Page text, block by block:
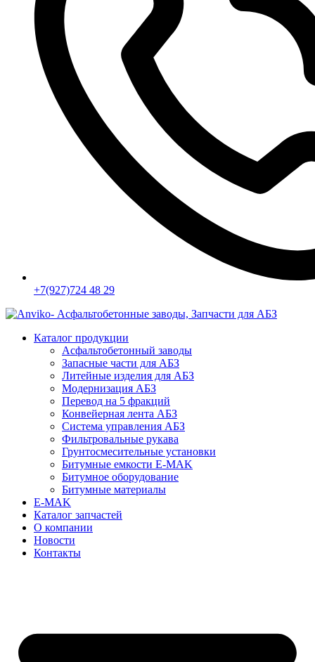
+7(927)724 48 29
Каталог продукции
Асфальтобетонный заводы
Запасные части для АБЗ
Литейные изделия для АБЗ
Модернизация АБЗ
Перевод на 5 фракций
Конвейерная лента АБЗ
Система управления АБЗ
Фильтровальные рукава
Грунтосмесительные установки
Битумные емкости E-MAK
Битумное оборудование
Битумные материалы
E-MAK
Каталог запчастей
О компании
Новости
Контакты